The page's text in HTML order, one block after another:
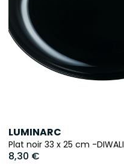
LUMINARC
Plat noir 33 x 25 cm -DIWALI
8,30 €